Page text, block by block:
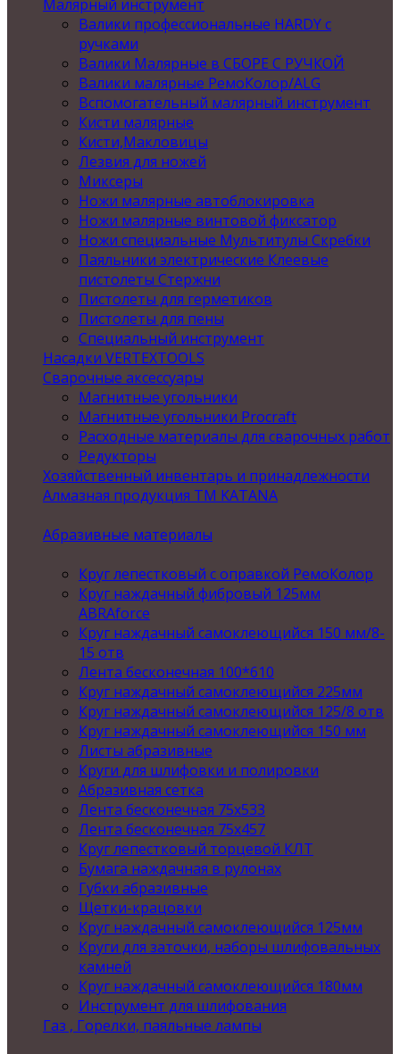
Малярный инструмент
Валики профессиональные HARDY с
ручками
Валики Малярные в СБОРЕ С РУЧКОЙ
Валики малярные РемоКолор/ALG
Вспомогательный малярный инструмент
Кисти малярные
Кисти,Макловицы
Лезвия для ножей
Миксеры
Ножи малярные автоблокировка
Ножи малярные винтовой фиксатор
Ножи специальные Мультитулы Скребки
Паяльники электрические Клеевые
пистолеты Стержни
Пистолеты для герметиков
Пистолеты для пены
Специальный инструмент
Насадки VERTEXTOOLS
Сварочные аксессуары
Магнитные угольники
Магнитные угольники Procraft
Расходные материалы для сварочных работ
Редукторы
Хозяйственный инвентарь и принадлежности
Алмазная продукция ТМ KATANA
Абразивные материалы
Круг лепестковый с оправкой РемоКолор
Круг наждачный фибровый 125мм
ABRAforce
Круг наждачный самоклеющийся 150 мм/8-
15 отв
Лента бесконечная 100*610
Круг наждачный самоклеющийся 225мм
Круг наждачный самоклеющийся 125/8 отв
Круг наждачный самоклеющийся 150 мм
Листы абразивные
Круги для шлифовки и полировки
Абразивная сетка
Лента бесконечная 75х533
Лента бесконечная 75х457
Круг лепестковый торцевой КЛТ
Бумага наждачная в рулонах
Губки абразивные
Щетки-крацовки
Круг наждачный самоклеющийся 125мм
Круги для заточки, наборы шлифовальных
камней
Круг наждачный самоклеющийся 180мм
Инструмент для шлифования
Газ , Горелки, паяльные лампы